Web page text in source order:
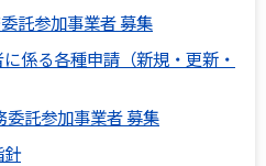
託参加事業者 募集
係る各種申請（新規・更新・
委託参加事業者 募集
針